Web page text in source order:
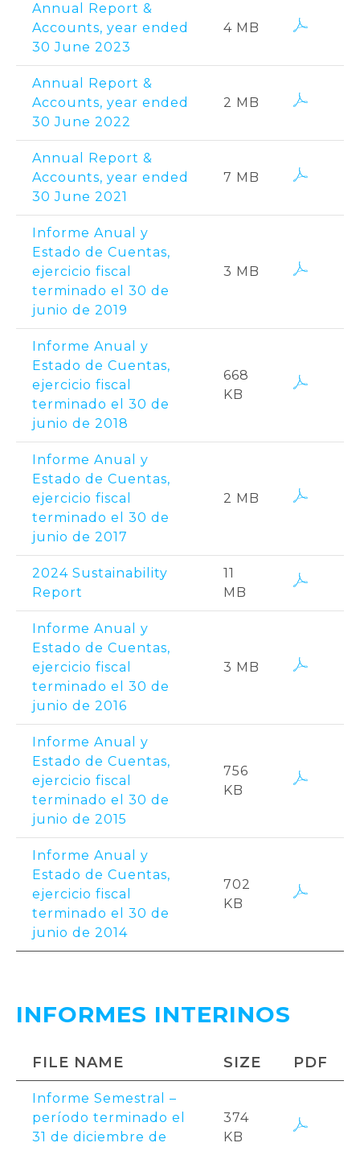
Annual Report &
Accounts, year ended
30 June 2023
4 MB
Annual Report &
Accounts, year ended
30 June 2022
2 MB
Annual Report &
Accounts, year ended
30 June 2021
7 MB
Informe Anual y
Estado de Cuentas,
ejercicio fiscal
terminado el 30 de
junio de 2019
3 MB
Informe Anual y
Estado de Cuentas,
ejercicio fiscal
terminado el 30 de
junio de 2018
668
KB
Informe Anual y
Estado de Cuentas,
ejercicio fiscal
terminado el 30 de
junio de 2017
2 MB
2024 Sustainability
Report
11
MB
Informe Anual y
Estado de Cuentas,
ejercicio fiscal
terminado el 30 de
junio de 2016
3 MB
Informe Anual y
Estado de Cuentas,
ejercicio fiscal
terminado el 30 de
junio de 2015
756
KB
Informe Anual y
Estado de Cuentas,
ejercicio fiscal
terminado el 30 de
junio de 2014
702
KB
INFORMES INTERINOS
FILE NAME SIZE PDF
Informe Semestral –
período terminado el
31 de diciembre de
374
KB